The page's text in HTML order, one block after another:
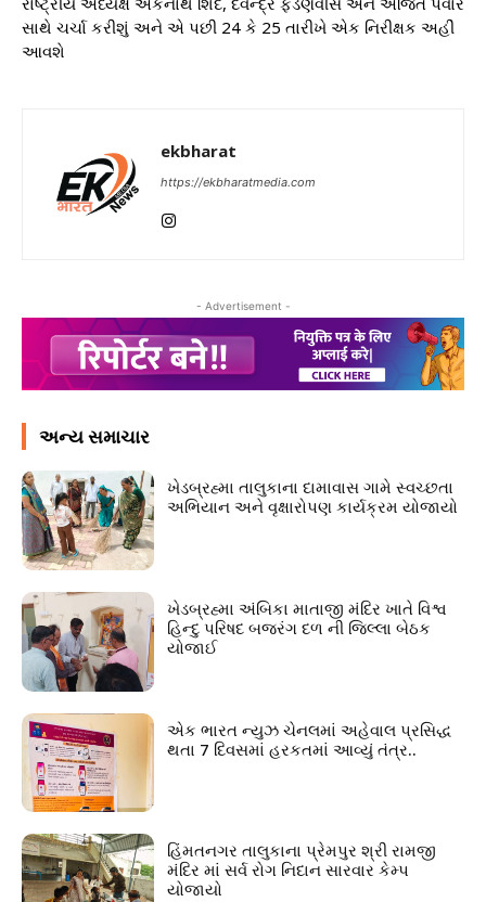
સાથે ચર્ચા કરીશું અને એ પછી 24 કે 25 તારીખે એક નિરીક્ષક અહીં
આવશે
ekbharat
https://ekbharatmedia.com
- Advertisement -
અન્ય સમાચાર
ખેડબ્રહ્મા તાલુકાના દામાવાસ ગામે સ્વચ્છતા
અભિયાન અને વૃક્ષારોપણ કાર્યક્રમ યોજાયો
ખેડબ્રહ્મા અંબિકા માતાજી મંદિર ખાતે વિશ્વ
હિન્દુ પરિષદ બજરંગ દળ ની જિલ્લા બેઠક
યોજાઈ
એક ભારત ન્યુઝ ચેનલમાં અહેવાલ પ્રસિદ્ધ
થતા 7 દિવસમાં હરકતમાં આવ્યું તંત્ર..
હિંમતનગર તાલુકાના પ્રેમપુર શ્રી રામજી
મંદિર માં સર્વ રોગ નિદાન સારવાર કેમ્પ
યોજાયો